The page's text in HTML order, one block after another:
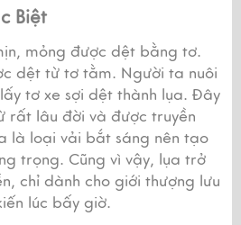
Biệt
mỏng được dệt bằng tơ.
dệt từ tơ tằm. Người ta nuôi
tơ xe sợi dệt thành lụa. Đây
rất lâu đời và được truyền
là loại vải bắt sáng nên tạo
trọng. Cũng vì vậy, lụa trở
chỉ dành cho giới thượng lưu
lúc bấy giờ.